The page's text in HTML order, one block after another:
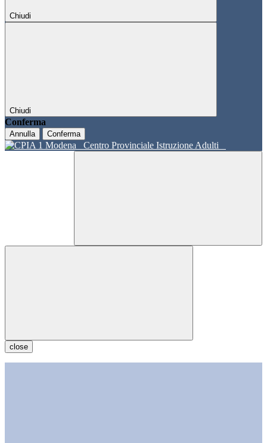
Chiudi
Chiudi
Conferma
Annulla Conferma
Centro Provinciale Istruzione Adulti
close